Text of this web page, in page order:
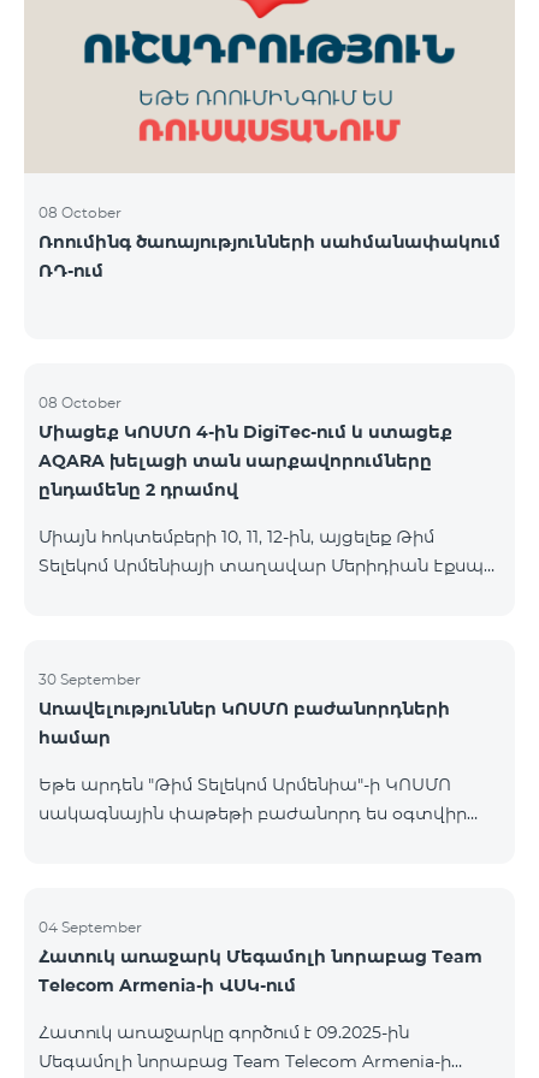
ԿՈՍՄՈ 3 TV փաթեթը․ Ինտերնետ. Մինչև 50 Մբիթ/
վ արագություն։ TV. Մինչև 80 TV ալիք՝ TeamTv
Smart հավելվածով Ֆիքսված հեռախոսակապ.
180 րոպե դեպի Team ֆիքսված ցանց։ Սույն
սակագնային փաթեթում ներառվա
08 October
Ռոումինգ ծառայությունների սահմանափակում
ՌԴ-ում
08 October
Միացեք ԿՈՍՄՈ 4-ին DigiTec-ում և ստացեք
AQARA խելացի տան սարքավորումները
ընդամենը 2 դրամով
Միայն հոկտեմբերի 10, 11, 12-ին, այցելեք Թիմ
Տելեկոմ Արմենիայի տաղավար Մերիդիան Էքսպո
բաժանորդագրությամբ և ստացեք
հնարավորություն ձեռք բերել AQARA Խելացի Տան
համակարգերը ընդամենը 2 դրամով․ AQARA
Ղեկավարման Սարք M100 (Hub M100) Միանալու
համար պարզապես պետք է անձնագրով
30 September
Առավելություններ ԿՈՍՄՈ բաժանորդների
համար
Եթե արդեն "Թիմ Տելեկոմ Արմենիա"-ի ԿՈՍՄՈ
սակագնային փաթեթի բաժանորդ ես օգտվիր
մեկ հպումով ու անսպառ ինտերնետով Smart
Place-ի Aqara սարքավորումներով։ ԿՈՍՄՈ
ծառայությունների փաթեթների գործող բոլոր
բերելու Aqara ապրանքանիշի խելացի
սարքավորումները հատուկ պայմաններով։
04 September
Հատուկ առաջարկ Մեգամոլի նորաբաց Team
Telecom Armenia-ի ՎՍԿ-ում
Հատուկ առաջարկը գործում է 09.2025-ին
Մեգամոլի նորաբաց Team Telecom Armenia-ի